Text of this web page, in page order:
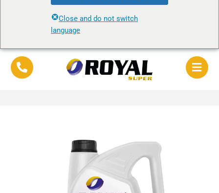
Close and do not switch
language